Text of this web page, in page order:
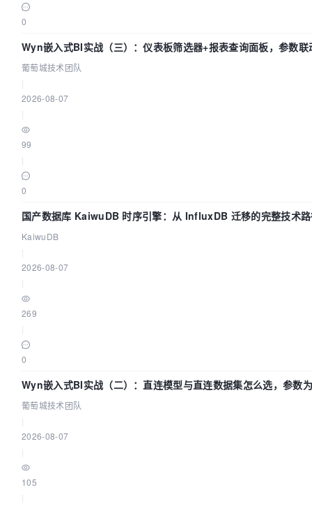
0
Wyn嵌入式BI实战（三）：仪表板筛选器+报表查询面板，参数联
葡萄城技术团队
2026-08-07
99
0
国产数据库 KaiwuDB 时序引擎：从 InfluxDB 迁移的完整技术
KaiwuDB
2026-08-07
269
0
Wyn嵌入式BI实战（二）：直连模型与直连数据集怎么选，参数
葡萄城技术团队
葡萄城技术团队
2026-08-07
105